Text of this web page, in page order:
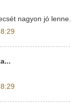
nagyon jó